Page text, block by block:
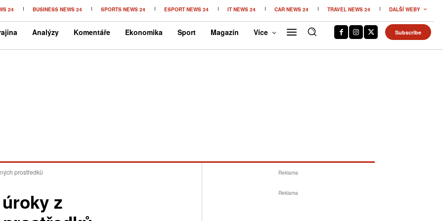
24 BUSINESS NEWS 24 SPORTS NEWS 24 ESPORT NEWS 24 IT NEWS 24 CAR NEWS 24 TRAVEL NEWS 24 DALŠÍ WEBY
Analýzy Komentáře Ekonomika Sport Magazín Více Subscribe
prostředků
z
Reklama
Reklama